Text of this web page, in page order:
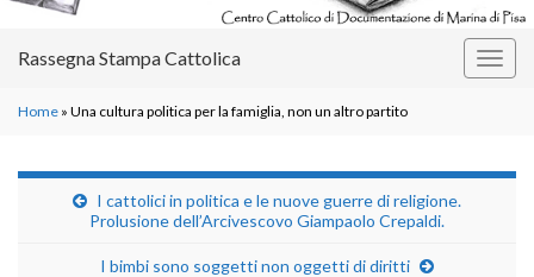
Rassegna Stampa Cattolica
Home » Una cultura politica per la famiglia, non un altro partito
I cattolici in politica e le nuove guerre di religione.
Prolusione dell’Arcivescovo Giampaolo Crepaldi.
I bimbi sono soggetti non oggetti di diritti